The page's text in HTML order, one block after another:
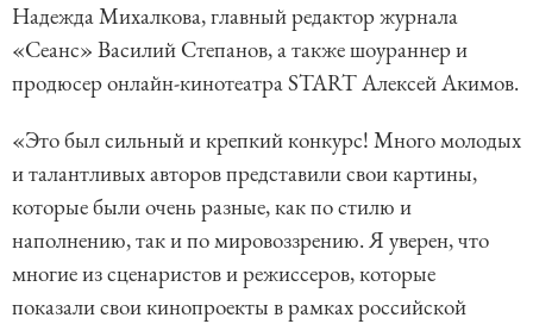
Надежда Михалкова, главный редактор журнала
«Сеанс» Василий Степанов, а также шоураннер и
продюсер онлайн-кинотеатра START Алексей Акимов.
«Это был сильный и крепкий конкурс! Много молодых
и талантливых авторов представили свои картины,
которые были очень разные, как по стилю и
наполнению, так и по мировоззрению. Я уверен, что
многие из сценаристов и режиссеров, которые
показали свои кинопроекты в рамках российской